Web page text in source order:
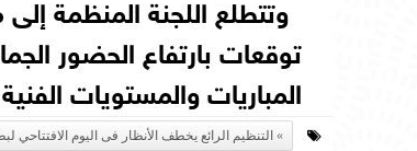
توقعات بارتفاع الحضور
المباريات والمستويات
التنظيم الرائع يخطف الأنظار فى اليوم الافتتاحي